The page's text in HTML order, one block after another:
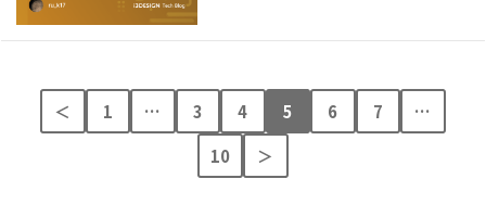
＜ 1 … 3 4 5 6 7
…
10
＞